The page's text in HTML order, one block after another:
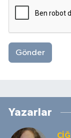
Gönder
Yazarlar